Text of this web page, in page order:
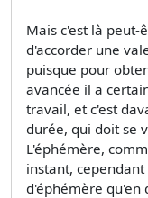
Mais c'est là peut-
d'accorder une
puisque pour
avancée il a
travail, et c'est
durée, qui doit se
L'éphémère,
instant,
d'éphémère qu'en